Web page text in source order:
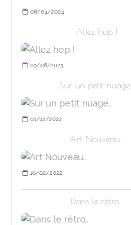
08/04/2024
Allez hop !
03/06/2023
Sur un petit nuage..
01/12/2022
Art Nouveau..
16/02/2022
Dans le rétro..